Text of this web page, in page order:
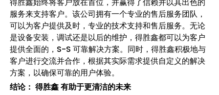
服务来支持客户。该公司拥有一个专业的售后服务团队，
可以为客户提供及时，专业的技术支持和售后服务。无论
是设备安装，调试还是以后的维护，得胜鑫都可以为客户
提供全面的，S-S 可靠解决方案。同时，得胜鑫积极地与
客户进行交流并合作，根据其实际需求提供自定义的解决
方案，以确保可靠的用户体验。
结论： 得胜鑫有助于更清洁的未来